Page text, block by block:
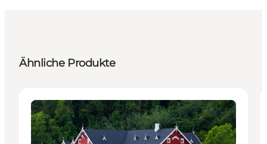
Ähnliche Produkte
Tagungs- & Sitzungsort